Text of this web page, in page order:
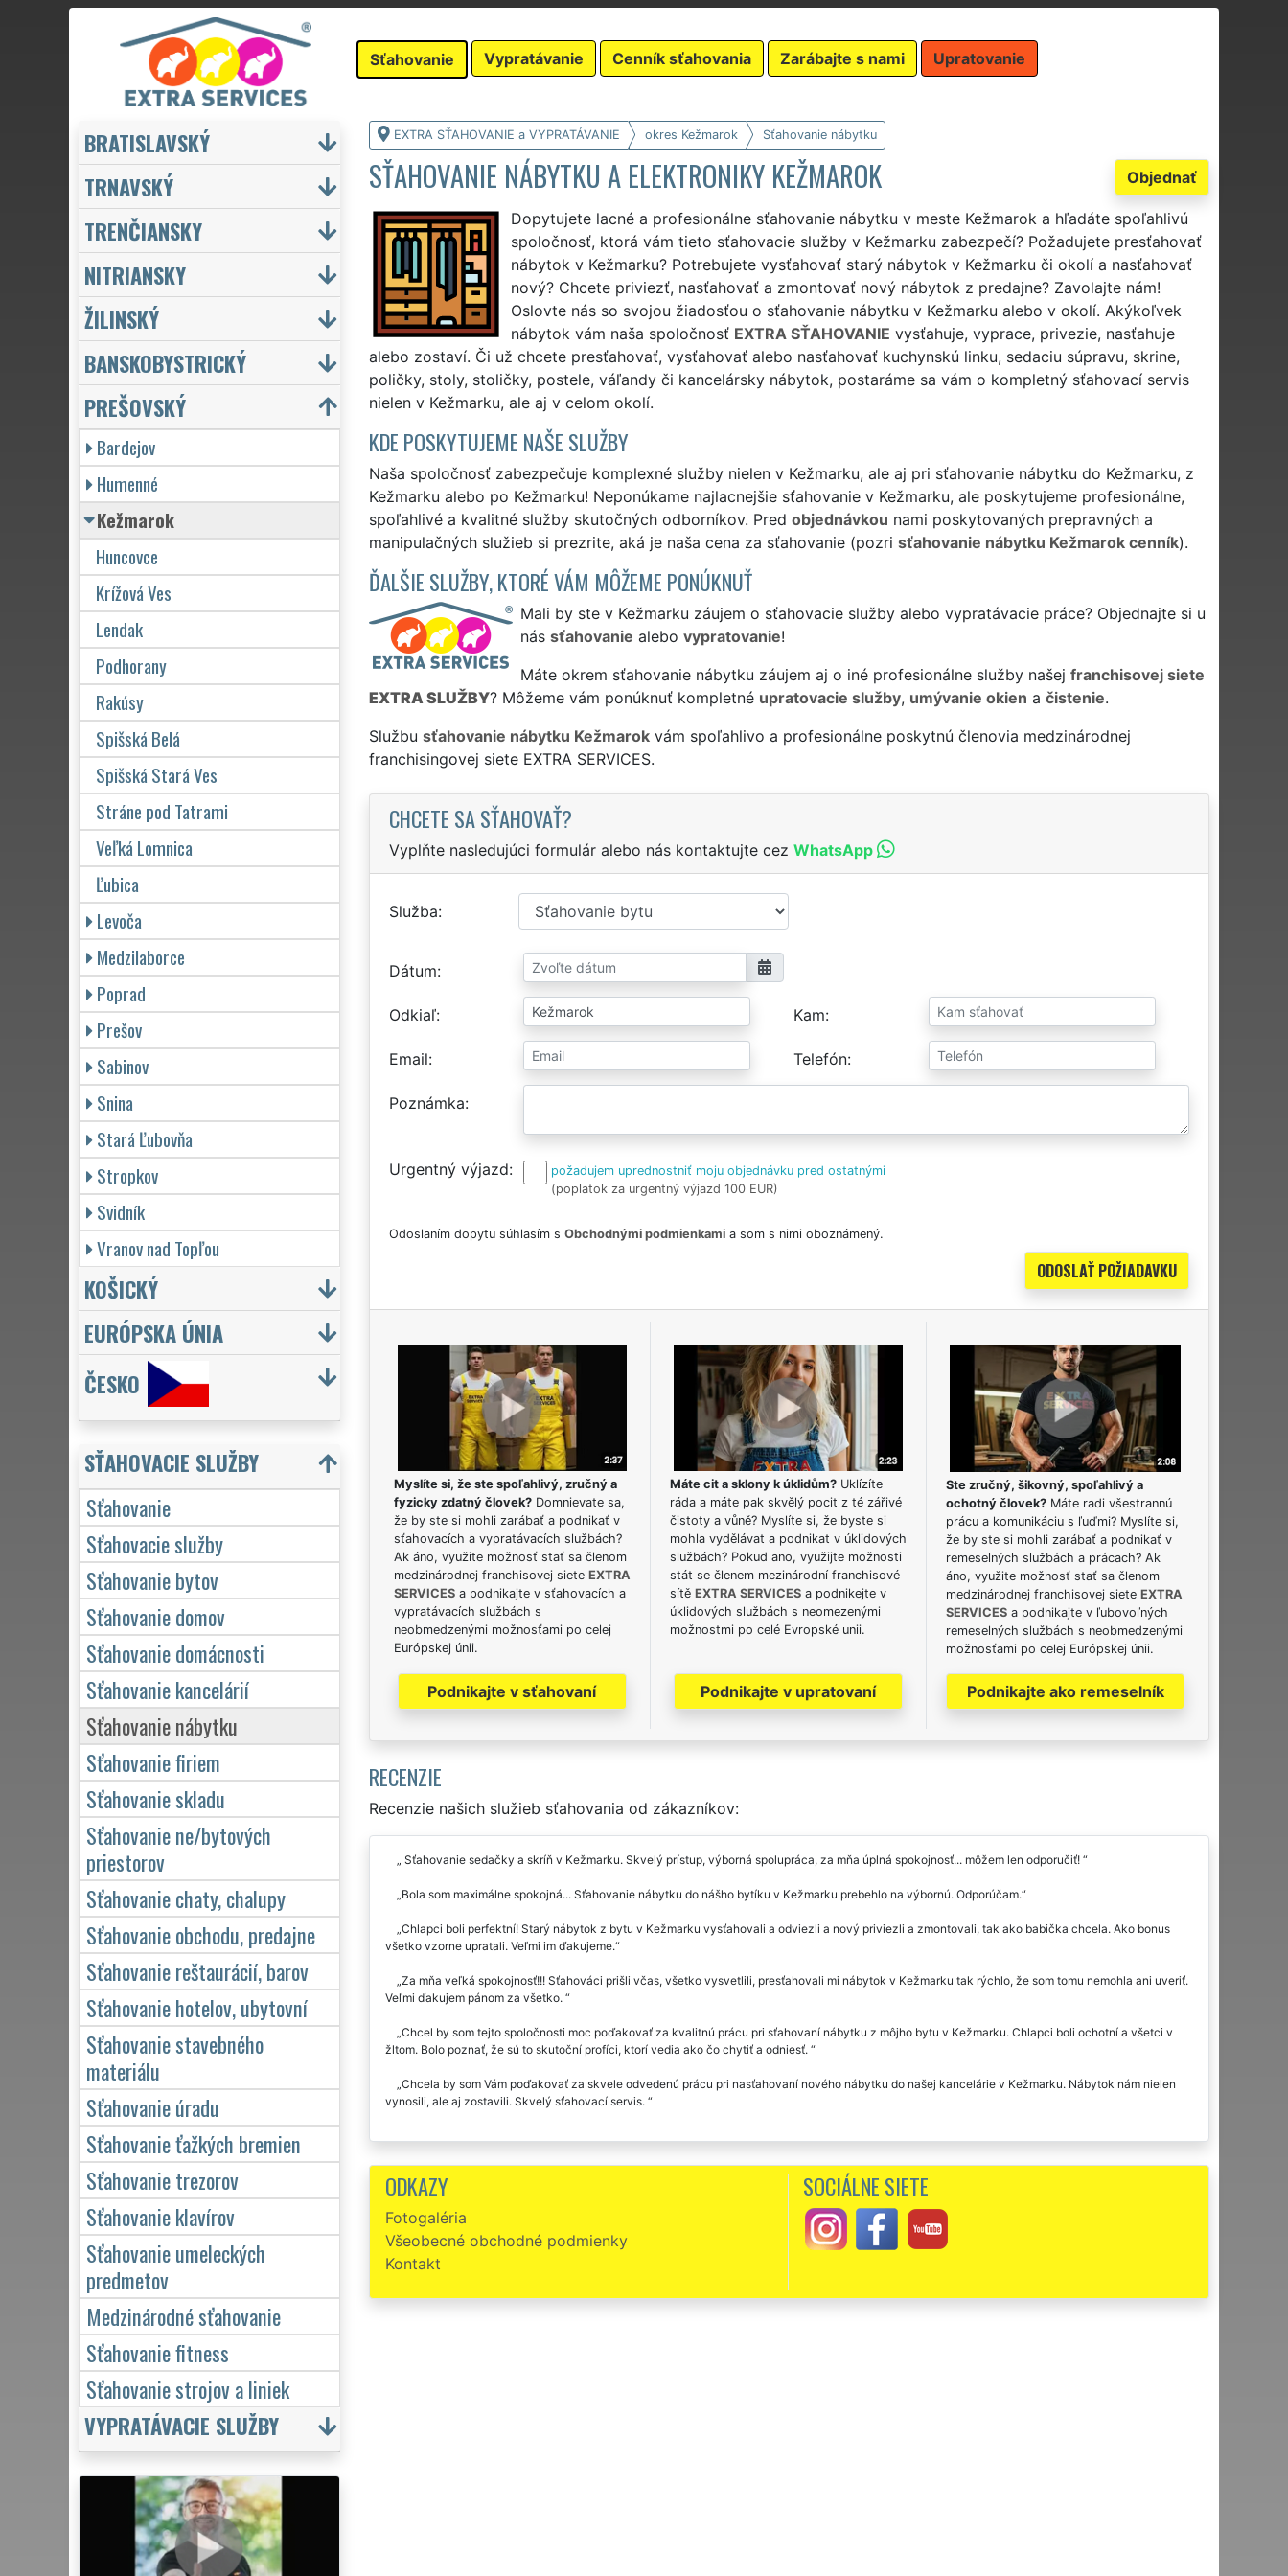
Sťahovanie Vypratávanie Cenník sťahovania Zarábajte s nami Upratovanie
EXTRA SŤAHOVANIE a VYPRATÁVANIE okres Kežmarok Sťahovanie nábytku
Objednať
SŤAHOVANIE NÁBYTKU A ELEKTRONIKY KEŽMAROK
Dopytujete lacné a profesionálne sťahovanie nábytku v meste Kežmarok a hľadáte spoľahlivú
spoločnosť, ktorá vám tieto sťahovacie služby v Kežmarku zabezpečí? Požadujete presťahovať
nábytok v Kežmarku? Potrebujete vysťahovať starý nábytok v Kežmarku či okolí a nasťahovať
nový? Chcete priviezť, nasťahovať a zmontovať nový nábytok z predajne? Zavolajte nám!
Oslovte nás so svojou žiadosťou o sťahovanie nábytku v Kežmarku alebo v okolí. Akýkoľvek
nábytok vám naša spoločnosť EXTRA SŤAHOVANIE vysťahuje, vyprace, privezie, nasťahuje
alebo zostaví. Či už chcete presťahovať, vysťahovať alebo nasťahovať kuchynskú linku, sedaciu súpravu, skrine,
poličky, stoly, stoličky, postele, váľandy či kancelársky nábytok, postaráme sa vám o kompletný sťahovací servis
nielen v Kežmarku, ale aj v celom okolí.
KDE POSKYTUJEME NAŠE SLUŽBY
Naša spoločnosť zabezpečuje komplexné služby nielen v Kežmarku, ale aj pri sťahovanie nábytku do Kežmarku, z
Kežmarku alebo po Kežmarku! Neponúkame najlacnejšie sťahovanie v Kežmarku, ale poskytujeme profesionálne,
spoľahlivé a kvalitné služby skutočných odborníkov. Pred objednávkou nami poskytovaných prepravných a
manipulačných služieb si prezrite, aká je naša cena za sťahovanie (pozri sťahovanie nábytku Kežmarok cenník).
ĎALŠIE SLUŽBY, KTORÉ VÁM MÔŽEME PONÚKNUŤ
Mali by ste v Kežmarku záujem o sťahovacie služby alebo vypratávacie práce? Objednajte si u
nás sťahovanie alebo vypratovanie!
Máte okrem sťahovanie nábytku záujem aj o iné profesionálne služby našej franchisovej siete
EXTRA SLUŽBY? Môžeme vám ponúknuť kompletné upratovacie služby, umývanie okien a čistenie.
Službu sťahovanie nábytku Kežmarokvám spoľahlivo a profesionálne poskytnú členovia medzinárodnej
franchisingovej siete EXTRA SERVICES.
CHCETE SA SŤAHOVAŤ?
Vyplňte nasledujúci formulár alebo nás kontaktujte cez WhatsApp
Služba
Dátum
Odkiaľ Kam
Email Telefón
Poznámka
Urgentný výjazd
požadujem uprednostniť moju objednávku pred ostatnými
(poplatok za urgentný výjazd 100 EUR)
Odoslaním dopytu súhlasím s Obchodnými podmienkamia som s nimi oboznámený.
Myslíte si, že ste spoľahlivý, zručný a
fyzicky zdatný človek?Domnievate sa,
že by ste si mohli zarábať a podnikať v
sťahovacích a vypratávacích službách?
Ak áno, využite možnosť stať sa členom
medzinárodnej franchisovej siete EXTRA
SERVICESa podnikajte v sťahovacích a
vypratávacích službách s
neobmedzenými možnosťami po celej
Európskej únii.
Podnikajte v sťahovaní
Máte cit a sklony k úklidům?Uklízíte
ráda a máte pak skvělý pocit z té zářivé
čistoty a vůně? Myslíte si, že byste si
mohla vydělávat a podnikat v úklidových
službách? Pokud ano, využijte možnosti
stát se členem mezinárodní franchisové
sítě EXTRA SERVICESa podnikejte v
úklidových službách s neomezenými
možnostmi po celé Evropské unii.
Podnikajte v upratovaní
Ste zručný, šikovný, spoľahlivý a
ochotný človek? Máte radi všestrannú
prácu a komunikáciu s ľuďmi? Myslíte si,
že by ste si mohli zarábať a podnikať v
remeselných službách a prácach? Ak
áno, využite možnosť stať sa členom
medzinárodnej franchisovej siete EXTRA
SERVICES a podnikajte v ľubovoľných
remeselných službách s neobmedzenými
možnosťami po celej Európskej únii.
Podnikajte ako remeselník
RECENZIE
Recenzie našich služieb sťahovania od zákazníkov:
Sťahovanie sedačky a skríň v Kežmarku. Skvelý prístup, výborná spolupráca, za mňa úplná spokojnosť... môžem len odporučiť!
Bola som maximálne spokojná... Sťahovanie nábytku do nášho bytíku v Kežmarku prebehlo na výbornú. Odporúčam.
Chlapci boli perfektní! Starý nábytok z bytu v Kežmarku vysťahovali a odviezli a nový priviezli a zmontovali, tak ako babička chcela. Ako bonus
všetko vzorne upratali. Veľmi im ďakujeme.
Za mňa veľká spokojnosť!!! Sťahováci prišli včas, všetko vysvetlili, presťahovali mi nábytok v Kežmarku tak rýchlo, že som tomu nemohla ani uveriť.
Veľmi ďakujem pánom za všetko.
Chcel by som tejto spoločnosti moc poďakovať za kvalitnú prácu pri sťahovaní nábytku z môjho bytu v Kežmarku. Chlapci boli ochotní a všetci v
žltom. Bolo poznať, že sú to skutoční profíci, ktorí vedia ako čo chytiť a odniesť.
Chcela by som Vám poďakovať za skvele odvedenú prácu pri nasťahovaní nového nábytku do našej kancelárie v Kežmarku. Nábytok nám nielen
vynosili, ale aj zostavili. Skvelý sťahovací servis.
ODKAZY
Fotogaléria
Všeobecné obchodné podmienky
Kontakt
SOCIÁLNE SIETE
BRATISLAVSKÝ
TRNAVSKÝ
TRENČIANSKY
NITRIANSKY
ŽILINSKÝ
BANSKOBYSTRICKÝ
PREŠOVSKÝ
Bardejov
Humenné
Kežmarok
Huncovce
Krížová Ves
Lendak
Podhorany
Rakúsy
Spišská Belá
Spišská Stará Ves
Stráne pod Tatrami
Veľká Lomnica
Ľubica
Levoča
Medzilaborce
Poprad
Prešov
Sabinov
Snina
Stará Ľubovňa
Stropkov
Svidník
Vranov nad Topľou
KOŠICKÝ
EURÓPSKA ÚNIA
ČESKO
SŤAHOVACIE SLUŽBY
Sťahovanie
Sťahovacie služby
Sťahovanie bytov
Sťahovanie domov
Sťahovanie domácnosti
Sťahovanie kancelárií
Sťahovanie nábytku
Sťahovanie firiem
Sťahovanie skladu
Sťahovanie ne/bytových
priestorov
Sťahovanie chaty, chalupy
Sťahovanie obchodu, predajne
Sťahovanie reštaurácií, barov
Sťahovanie hotelov, ubytovní
Sťahovanie stavebného
materiálu
Sťahovanie úradu
Sťahovanie ťažkých bremien
Sťahovanie trezorov
Sťahovanie klavírov
Sťahovanie umeleckých
predmetov
Medzinárodné sťahovanie
Sťahovanie fitness
Sťahovanie strojov a liniek
VYPRATÁVACIE SLUŽBY